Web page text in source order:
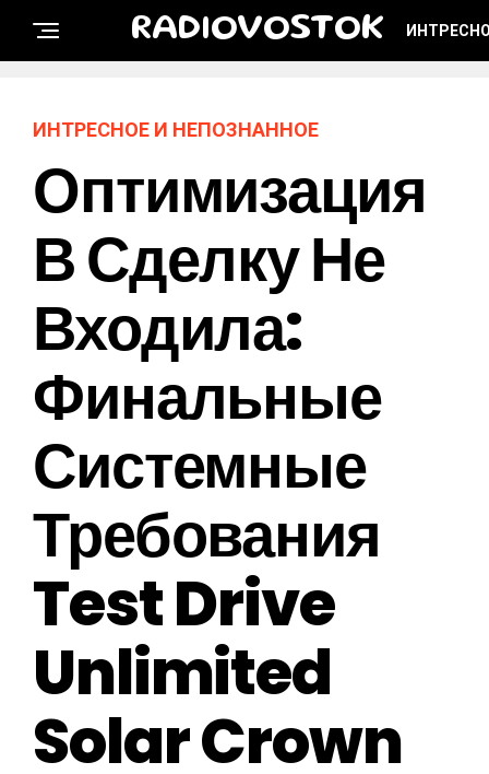
RADIOVOSTOK
ИНТРЕСНОЕ И НЕПОЗНАННОЕ
Оптимизация
В Сделку Не
Входила:
Финальные
Системные
Требования
Test Drive
Unlimited
Solar Crown